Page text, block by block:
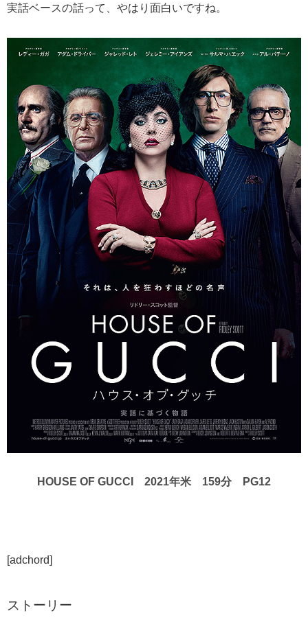
実話ベースの話って、やはり面白いですね。
HOUSE OF GUCCI 2021年米 159分 PG12
[adchord]
ストーリー